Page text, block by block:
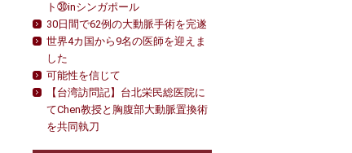
ト㉚inシンガポール
30日間で62例の大動脈手術を完遂
世界4カ国から9名の医師を迎えま
した
可能性を信じて
【台湾訪問記】台北栄民総医院に
てChen教授と胸腹部大動脈置換術
を共同執刀